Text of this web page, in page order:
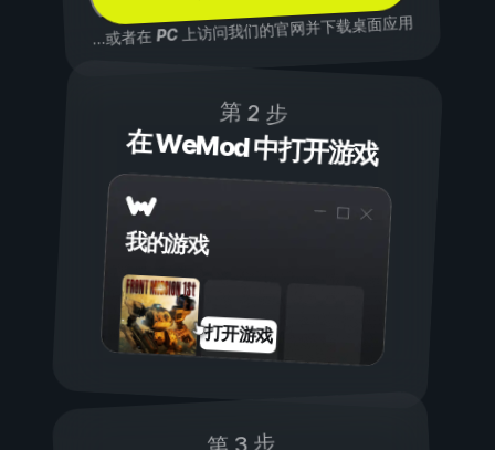
...或者在PC上访问我们的官网并下载桌面应用
第 2 步
在 WeMod 中打开游戏
我的游戏
打开游戏